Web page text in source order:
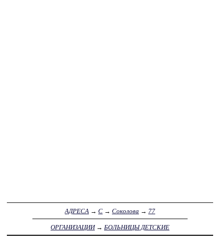
АДРЕСА → С → Соколова → 77
ОРГАНИЗАЦИИ→ БОЛЬНИЦЫ ДЕТСКИЕ